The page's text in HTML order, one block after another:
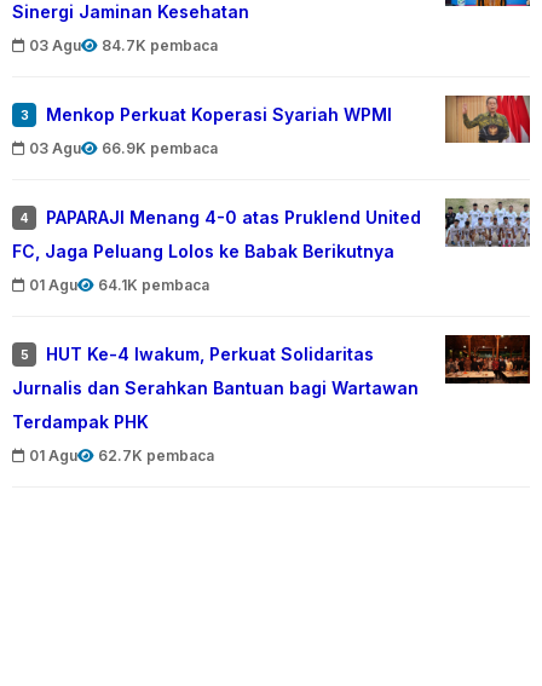
Sinergi Jaminan Kesehatan
03 Agu 84.7K pembaca
3 Menkop Perkuat Koperasi Syariah WPMI
03 Agu 66.9K pembaca
4
PAPARAJI Menang 4-0 atas Pruklend United
FC, Jaga Peluang Lolos ke Babak Berikutnya
01 Agu 64.1K pembaca
5
HUT Ke-4 Iwakum, Perkuat Solidaritas
Jurnalis dan Serahkan Bantuan bagi Wartawan
Terdampak PHK
01 Agu 62.7K pembaca